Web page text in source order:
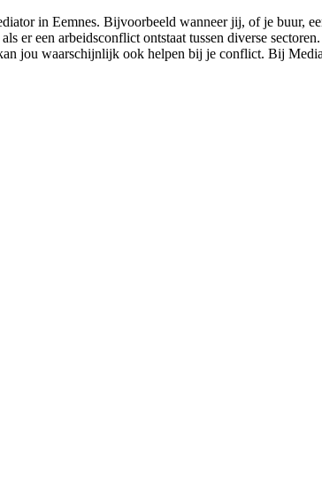
in Eemnes. Bijvoorbeeld wanneer jij, of je buur,
er een arbeidsconflict ontstaat tussen diverse
jou waarschijnlijk ook helpen bij je conflict. Bij